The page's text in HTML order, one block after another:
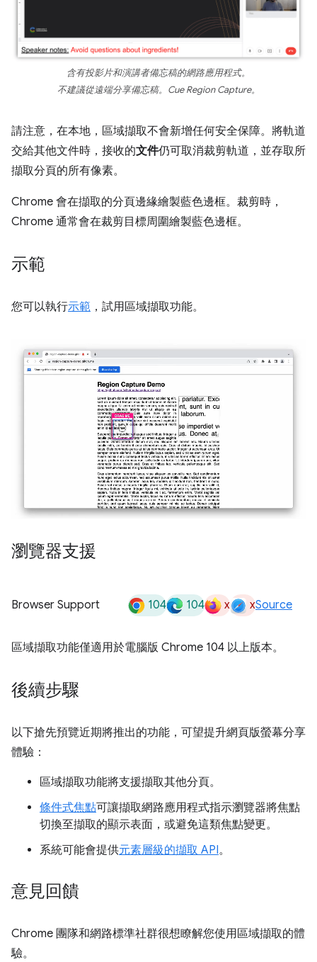
含有投影片和演講者備忘稿的網路應用程式。
不建議從遠端分享備忘稿。Cue Region Capture。
請注意，在本地，區域擷取不會新增任何安全保障。將軌道
交給其他文件時，接收的文件仍可取消裁剪軌道，並存取所
擷取分頁的所有像素。
Chrome 會在擷取的分頁邊緣繪製藍色邊框。裁剪時，
Chrome 通常會在裁剪目標周圍繪製藍色邊框。
示範
您可以執行示範 ，試用區域擷取功能。
瀏覽器支援
Browser Support 104 104 x xSource
區域擷取功能僅適用於電腦版 Chrome 104 以上版本。
後續步驟
以下搶先預覽近期將推出的功能，可望提升網頁版螢幕分享
體驗：
區域擷取功能將支援擷取其他分頁。
條件式焦點可讓擷取網路應用程式指示瀏覽器將焦點
切換至擷取的顯示表面，或避免這類焦點變更。
系統可能會提供元素層級的擷取 API。
意見回饋
Chrome 團隊和網路標準社群很想瞭解您使用區域擷取的體
驗。